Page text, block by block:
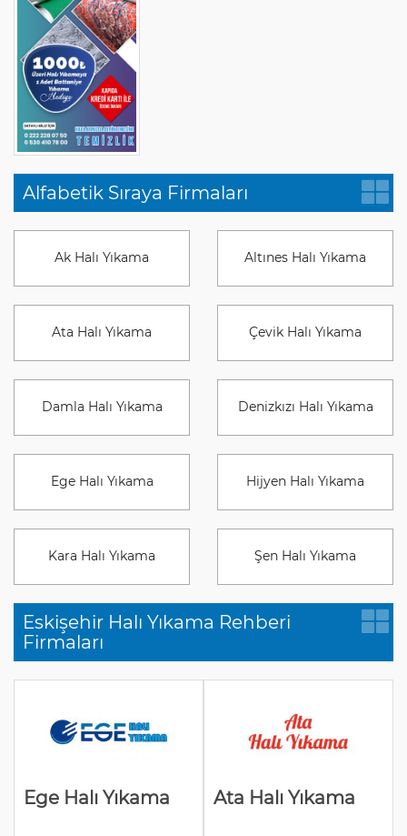
Alfabetik Sıraya Firmaları
Ak Halı Yıkama Altınes Halı Yıkama
Ata Halı Yıkama Çevik Halı Yıkama
Damla Halı Yıkama Denizkızı Halı Yıkama
Ege Halı Yıkama Hijyen Halı Yıkama
Kara Halı Yıkama Şen Halı Yıkama
Eskişehir Halı Yıkama Rehberi
Firmaları
Ege Halı Yıkama Ata Halı Yıkama